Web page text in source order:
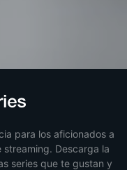
para los aficionados a
Descarga la
series que te gustan y